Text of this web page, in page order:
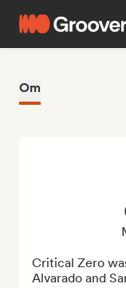
Om
Critical Zero
Alvarado and